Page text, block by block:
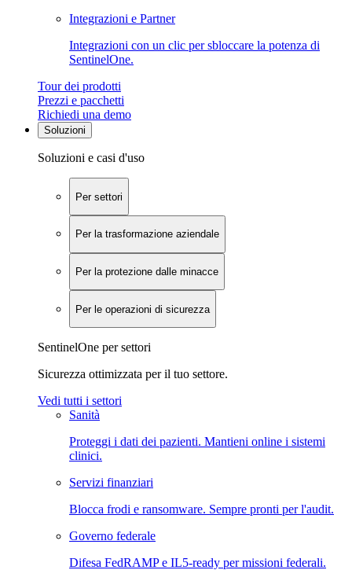
Integrazioni e Partner
Integrazioni con un clic per sbloccare la potenza di
SentinelOne.
Tour dei prodotti
Prezzi e pacchetti
Richiedi una demo
Soluzioni
Soluzioni e casi d'uso
Per settori
Per la trasformazione aziendale
Per la protezione dalle minacce
Per le operazioni di sicurezza
SentinelOne per settori
Sicurezza ottimizzata per il tuo settore.
Vedi tutti i settori
Sanità
Proteggi i dati dei pazienti. Mantieni online i sistemi
clinici.
Servizi finanziari
Blocca frodi e ransomware. Sempre pronti per l'audit.
Governo federale
Difesa FedRAMP e IL5-ready per missioni federali.